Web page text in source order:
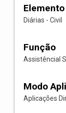
Diárias - Civil
Função
Assistêncial
Modo
Aplicações